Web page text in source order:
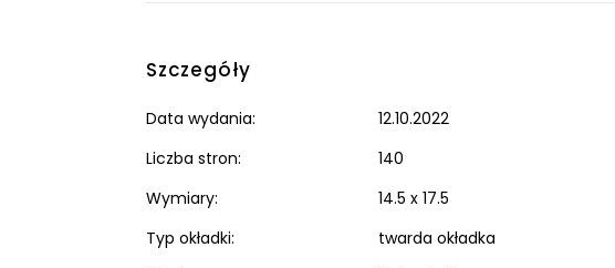
Szczegóły
Data wydania:
12.10.2022
Liczba stron:
140
Wymiary:
14.5 x 17.5
Typ okładki:
twarda okładka